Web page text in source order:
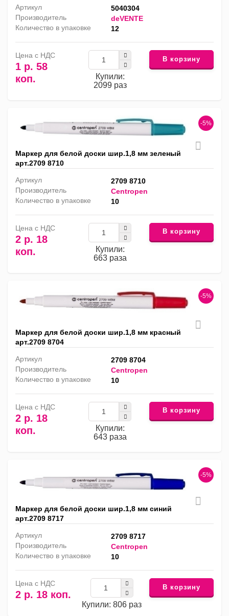
Артикул
5040304
Производитель
deVENTE
Количество в упаковке
12
Цена с НДС
1 р. 58
коп.
Купили:
2099 раз
В корзину
-5%
Маркер для белой доски шир.1,8 мм зеленый
арт.2709 8710
Артикул
2709 8710
Производитель
Centropen
Количество в упаковке
10
Цена с НДС
2 р. 18
коп.
Купили:
663 раза
В корзину
-5%
Маркер для белой доски шир.1,8 мм красный
арт.2709 8704
Артикул
2709 8704
Производитель
Centropen
Количество в упаковке
10
Цена с НДС
2 р. 18
коп.
Купили:
643 раза
В корзину
-5%
Маркер для белой доски шир.1,8 мм синий
арт.2709 8717
Артикул
2709 8717
Производитель
Centropen
Количество в упаковке
10
Цена с НДС
2 р. 18 коп.
Купили: 806 раз
В корзину